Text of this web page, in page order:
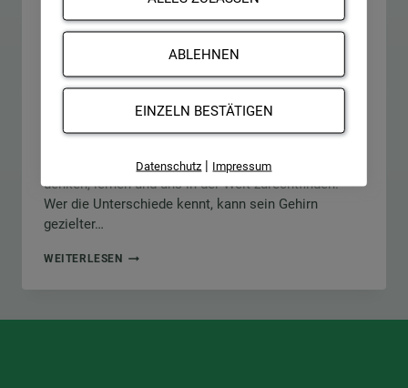
Von Jens Newerla 7. November 2022
Hast du dich schon einmal gefragt, warum du
manche Probleme schnell durchdringst, dir aber
manchmal einfache Fakten einfach nicht einfallen
Intelligenz. Beide beeinflussen maßgeblich, wie wir
denken, lernen und uns in der Welt zurechtfinden.
Wer die Unterschiede kennt, kann sein Gehirn
gezielter…
WEITERLESENFLUIDE
KRISTALLINE
–
ABLEHNEN
EINZELN BESTÄTIGEN
Datenschutz | Impressum